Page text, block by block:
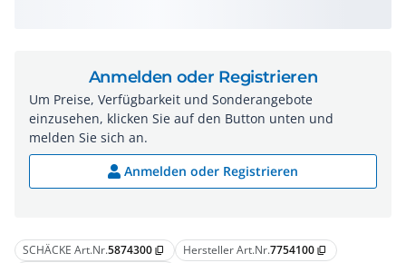
SCHÄCKE Art.Nr.5874300 content_copy Hersteller Art.Nr.7754100 content_copy
Anmelden oder Registrieren
Um Preise, Verfügbarkeit und Sonderangebote
einzusehen, klicken Sie auf den Button unten und
melden Sie sich an.
Anmelden oder Registrieren